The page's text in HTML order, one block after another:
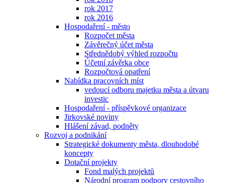
rok 2017
rok 2016
Hospodaření - město
Rozpočet města
Závěrečný účet města
Střednědobý výhled rozpočtu
Účetní závěrka obce
Rozpočtová opatření
Nabídka pracovních míst
vedoucí odboru majetku města a útvaru
investic
Hospodaření - příspěvkové organizace
Jirkovské noviny
Hlášení závad, podněty
Rozvoj a podnikání
Strategické dokumenty města, dlouhodobé
koncepty
Dotační projekty
Fond malých projektů
Národní program podpory cestovního